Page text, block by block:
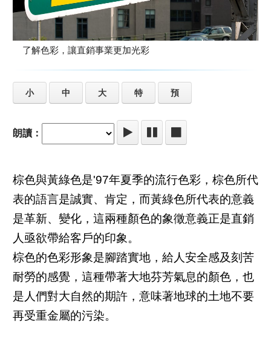
了解色彩，讓直銷事業更加光彩
小 中 大 特 預
朗讀：
棕色與黃綠色是'97年夏季的流行色彩，棕色所代
表的語言是誠實、肯定，而黃綠色所代表的意義
是革新、變化，這兩種顏色的象徵意義正是直銷
人亟欲帶給客戶的印象。
棕色的色彩形象是腳踏實地，給人安全感及刻苦
耐勞的感覺，這種帶著大地芬芳氣息的顏色，也
是人們對大自然的期許，意味著地球的土地不要
再受重金屬的污染。